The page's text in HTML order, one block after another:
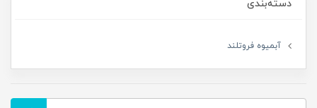
دسته‌بندی
آبمیوه فروتلند